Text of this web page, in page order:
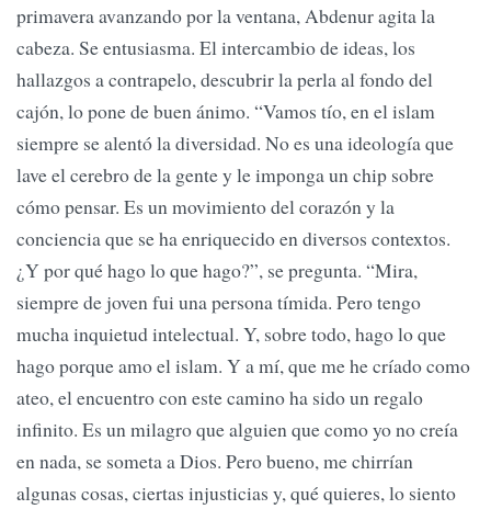
primavera avanzando por la ventana, Abdenur agita la
cabeza. Se entusiasma. El intercambio de ideas, los
hallazgos a contrapelo, descubrir la perla al fondo del
cajón, lo pone de buen ánimo. “Vamos tío, en el islam
siempre se alentó la diversidad. No es una ideología que
lave el cerebro de la gente y le imponga un chip sobre
cómo pensar. Es un movimiento del corazón y la
conciencia que se ha enriquecido en diversos contextos.
¿Y por qué hago lo que hago?”, se pregunta. “Mira,
siempre de joven fui una persona tímida. Pero tengo
mucha inquietud intelectual. Y, sobre todo, hago lo que
hago porque amo el islam. Y a mí, que me he críado como
ateo, el encuentro con este camino ha sido un regalo
infinito. Es un milagro que alguien que como yo no creía
en nada, se someta a Dios. Pero bueno, me chirrían
algunas cosas, ciertas injusticias y, qué quieres, lo siento